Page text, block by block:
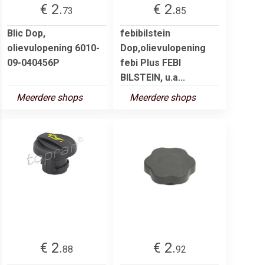
€ 2.73
Blic Dop,
olievulopening 6010-
09-040456P
Meerdere shops
€ 2.85
febibilstein
Dop,olievulopening
febi Plus FEBI
BILSTEIN, u.a...
Meerdere shops
€ 2.88
€ 2.92